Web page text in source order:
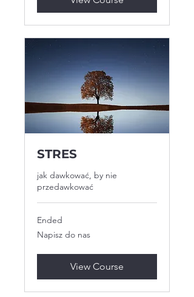
STRES
jak dawkować, by nie
przedawkować
Ended
Napisz
do
Napisz do nas
View Course